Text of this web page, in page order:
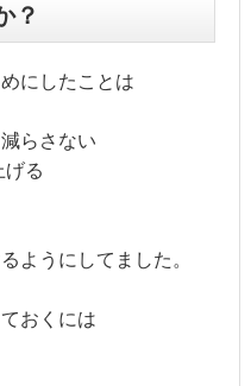
？
にしたことは
らさない
げる
ようにしてました。
おくには